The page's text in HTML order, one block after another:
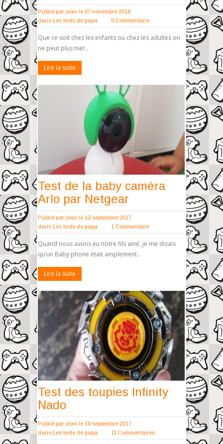
Publié par jean le 07 novembre 2018
dans Les tests de papa 0 Commentaire
Que ce soit chez les enfants ou chez les adultes on
ne peut plus nier..
Lire la suite
Test de la baby caméra
Arlo par Netgear
Publié par jean le 12 septembre 2017
dans Les tests de papa 1 Commentaire
Quand nous avons eu notre fils ainé, je me disais
qu’un Baby phone était amplement..
Lire la suite
Test des toupies Infinity
Nado
Publié par jean le 10 septembre 2017
dans Les tests de papa 11 Commentaires